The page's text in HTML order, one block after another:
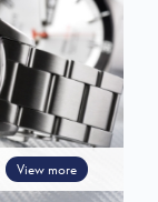
View more